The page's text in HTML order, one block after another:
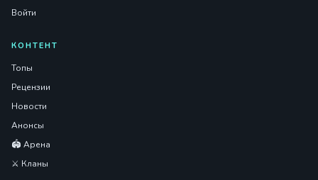
Войти
КОНТЕНТ
Топы
Рецензии
Новости
Анонсы
🏟️ Арена
⚔️ Кланы